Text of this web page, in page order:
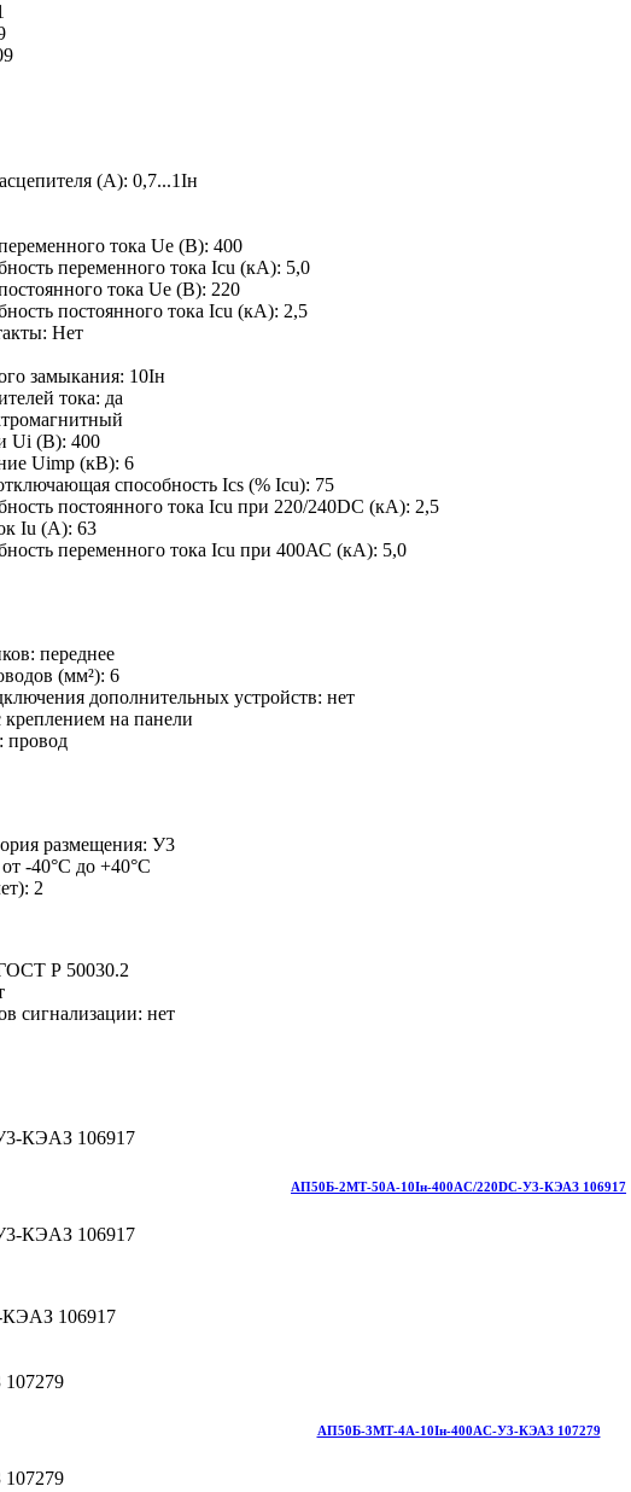
(А): 0,7...1Iн
тока Ue (В): 400
переменного тока Icu (кА): 5,0
тока Ue (В): 220
постоянного тока Icu (кА): 2,5
Нет
замыкания: 10Iн
тока: да
Ui (В): 400
Uimp (кВ): 6
способность Ics (% Icu): 75
постоянного тока Icu при 220/240DC (кА): 2,5
Iu (А): 63
переменного тока Icu при 400АС (кА): 5,0
переднее
(мм²): 6
дополнительных устройств: нет
на панели
провод
размещения: У3
от -40°С до +40°С
2
Р 50030.2
сигнализации: нет
АП50Б-2МТ-50А-10Iн-400AC/220DC-У3-КЭАЗ 106917
106917
АП50Б-3МТ-4А-10Iн-400AC-У3-КЭАЗ 107279